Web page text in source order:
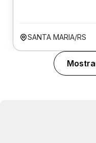
SANTA MARIA/RS